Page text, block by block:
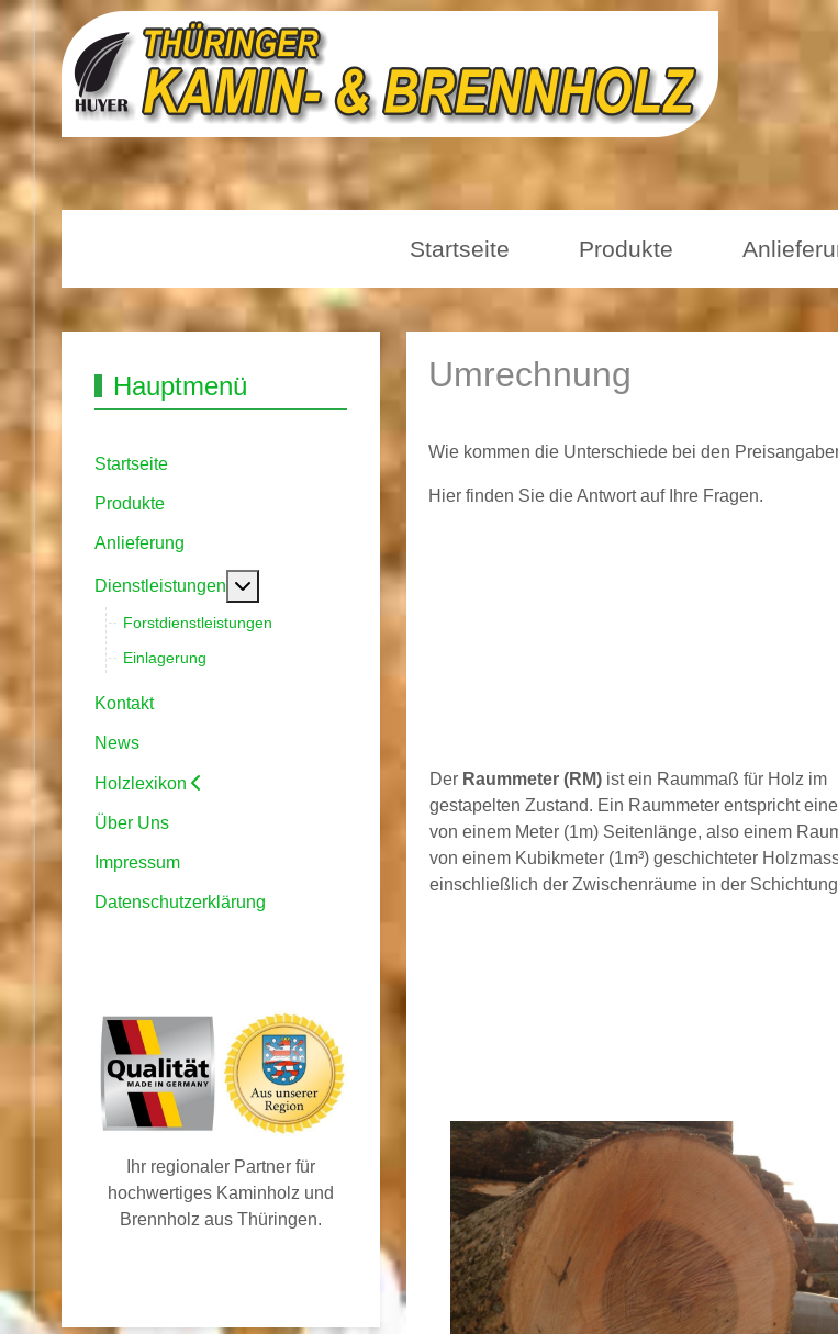
Startseite Produkte
Hauptmenü
Startseite
Produkte
Anlieferung
Dienstleistungen Weitere Informationen: Dienstleistungen
Forstdienstleistungen
Einlagerung
Kontakt
News
Holzlexikon
Über Uns
Impressum
Datenschutzerklärung
Ihr regionaler Partner für
hochwertiges Kaminholz und
Brennholz aus Thüringen.
Umrechnung
Wie kommen die Unterschiede bei den
Hier finden Sie die Antwort auf Ihre Fragen.
Der Raummeter (RM) ist ein Raummaß für Holz im
gestapelten Zustand. Ein Raummeter entspricht
von einem Meter (1m) Seitenlänge, also einem
von einem Kubikmeter (1m³) geschichteter
einschließlich der Zwischenräume in der